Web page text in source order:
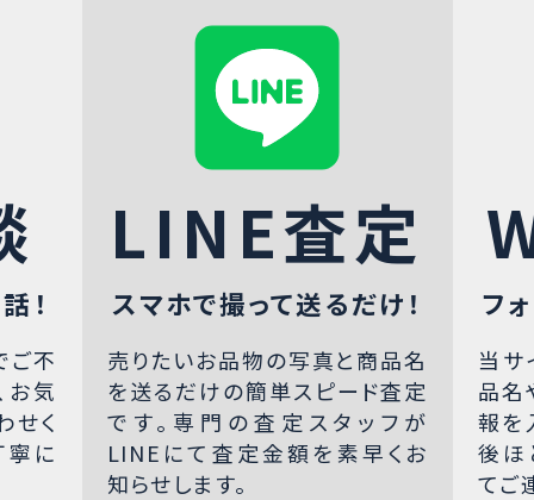
！
ご不
お気
せく
寧に
LINE査定
スマホで撮って送るだけ！
売りたいお品物の写真と商品名
を送るだけの簡単スピード査定
です。専門の査定スタッフが
LINEにて査定金額を素早くお
知らせします。
フ
当サ
品名
報を
後ほ
てご